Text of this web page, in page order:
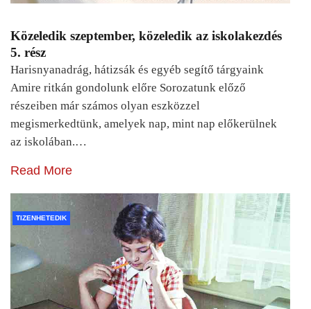
Közeledik szeptember, közeledik az iskolakezdés
5. rész
Harisnyanadrág, hátizsák és egyéb segítő tárgyaink
Amire ritkán gondolunk előre Sorozatunk előző
részeiben már számos olyan eszközzel
megismerkedtünk, amelyek nap, mint nap előkerülnek
az iskolában.…
Read More
TIZENHETEDIK